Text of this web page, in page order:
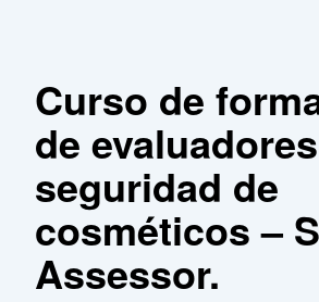
Curso de
de
seguridad de
cosméticos –
Assessor.